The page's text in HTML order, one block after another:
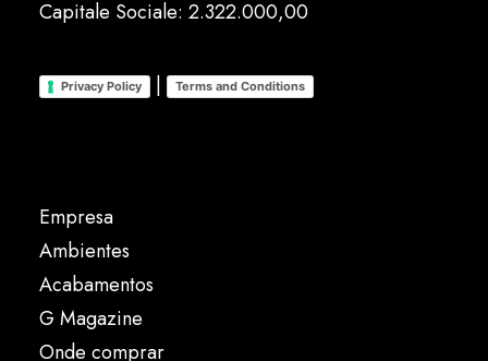
Capitale Sociale: 2.322.000,00
Privacy Policy | Terms and Conditions
Empresa
Ambientes
Acabamentos
G Magazine
Onde comprar